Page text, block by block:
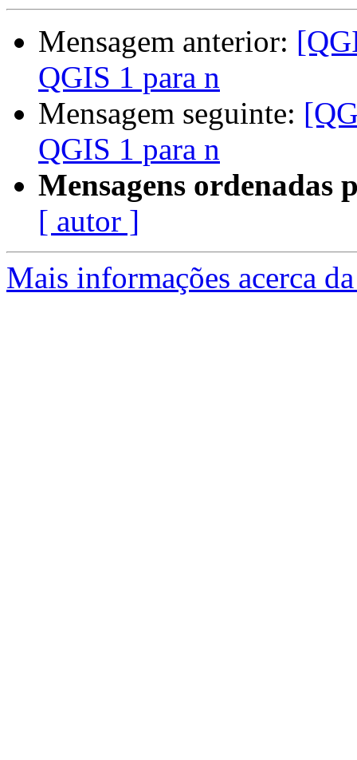
Mensagem anterior:
QGIS 1 para n
Mensagem seguinte:
QGIS 1 para n
Mensagens ordenadas
[ autor ]
Mais informações acerca